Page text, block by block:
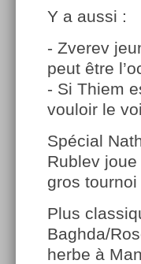
Y a aussi :
- Zverev
peut être
- Si Thiem
vouloir le
Spécial
Rublev
gros
Plus
Baghda/
herbe à